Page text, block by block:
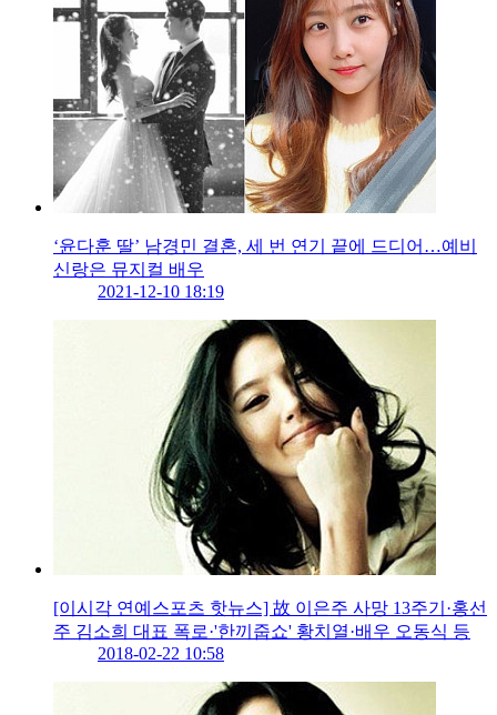
‘윤다훈 딸’ 남경민 결혼, 세 번 연기 끝에 드디어…예비
신랑은 뮤지컬 배우
2021-12-10 18:19
[이시각 연예스포츠 핫뉴스] 故 이은주 사망 13주기·홍선
주 김소희 대표 폭로·'한끼줍쇼' 황치열·배우 오동식 등
2018-02-22 10:58